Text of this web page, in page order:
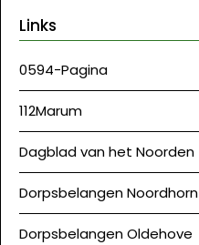
Links
0594-Pagina
112Marum
Dagblad van het Noorden
Dorpsbelangen Noordhorn
Dorpsbelangen Oldehove